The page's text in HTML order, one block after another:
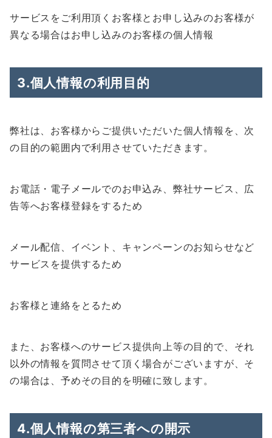
サービスをご利用頂くお客様とお申し込みのお客様が
異なる場合はお申し込みのお客様の個人情報
3.個人情報の利用目的
弊社は、お客様からご提供いただいた個人情報を、次
の目的の範囲内で利用させていただきます。
お電話・電子メールでのお申込み、弊社サービス、広
告等へお客様登録をするため
メール配信、イベント、キャンペーンのお知らせなど
サービスを提供するため
お客様と連絡をとるため
また、お客様へのサービス提供向上等の目的で、それ
以外の情報を質問させて頂く場合がございますが、そ
の場合は、予めその目的を明確に致します。
4.個人情報の第三者への開示